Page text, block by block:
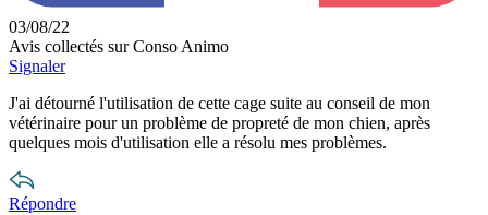
03/08/22
Avis collectés sur Conso Animo
Signaler
J'ai détourné l'utilisation de cette cage suite au conseil de mon
vétérinaire pour un problème de propreté de mon chien, après
quelques mois d'utilisation elle a résolu mes problèmes.
Répondre